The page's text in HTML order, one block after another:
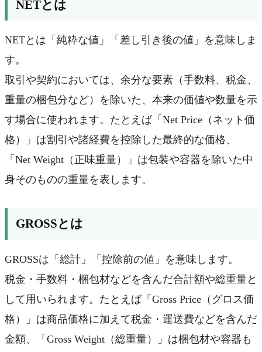
NETとは
NETとは「純粋な値」「差し引き後の値」を意味しま
す。
取引や契約においては、余分な要素（手数料、税金、
重量の梱包分など）を除いた、本来の価値や数量を示
す場合に使われます。たとえば「Net Price（ネット価
格）」は割引や諸経費を控除した最終的な価格、
「Net Weight（正味重量）」は包装や容器を除いた中
身そのものの重量を表します。
GROSSとは
GROSSは「総計」「控除前の値」を意味します。
税金・手数料・梱包材などを含んだ合計額や総重量と
して用いられます。たとえば「Gross Price（グロス価
格）」は商品価格に加えて税金・運送費などを含んだ
金額、「Gross Weight（総重量）」は梱包材や容器も